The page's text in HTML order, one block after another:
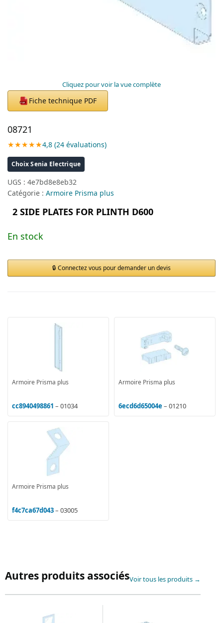
Cliquez pour voir la vue complète
PDF Fiche technique PDF
08721
★★★★★4,8 (24 évaluations)
Choix Senia Electrique
UGS : 4e7bd8e8eb32
Catégorie : Armoire Prisma plus
2 SIDE PLATES FOR PLINTH D600
En stock
Connectez vous pour demander un devis
Armoire Prisma plus
cc8940498861 – 01034
Armoire Prisma plus
6ecd6d65004e– 01210
Armoire Prisma plus
f4c7ca67d043– 03005
Autres produits associésVoir tous les produits →